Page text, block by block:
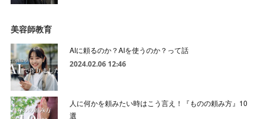
美容師教育
AIに頼るのか？AIを使うのか？って話
2024.02.06 12:46
人に何かを頼みたい時はこう言え！『ものの頼み方』10
選